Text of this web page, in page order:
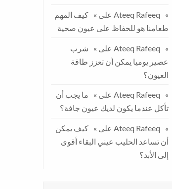
Ateeq Rafeeq على
كيف المهم
طعامنا هو للحفاظ على عيون صحية
Ateeq Rafeeq على
شرب
عصير يوميا يمكن أن تعزز طاقة
العيون؟
Ateeq Rafeeq على
ما يجب أن
تأكل عندما يكون لديك عيون جافة؟
Ateeq Rafeeq على
كيف يمكن
أن تساعد الحليب عيني البقاء أقوى
إلى الأبد؟